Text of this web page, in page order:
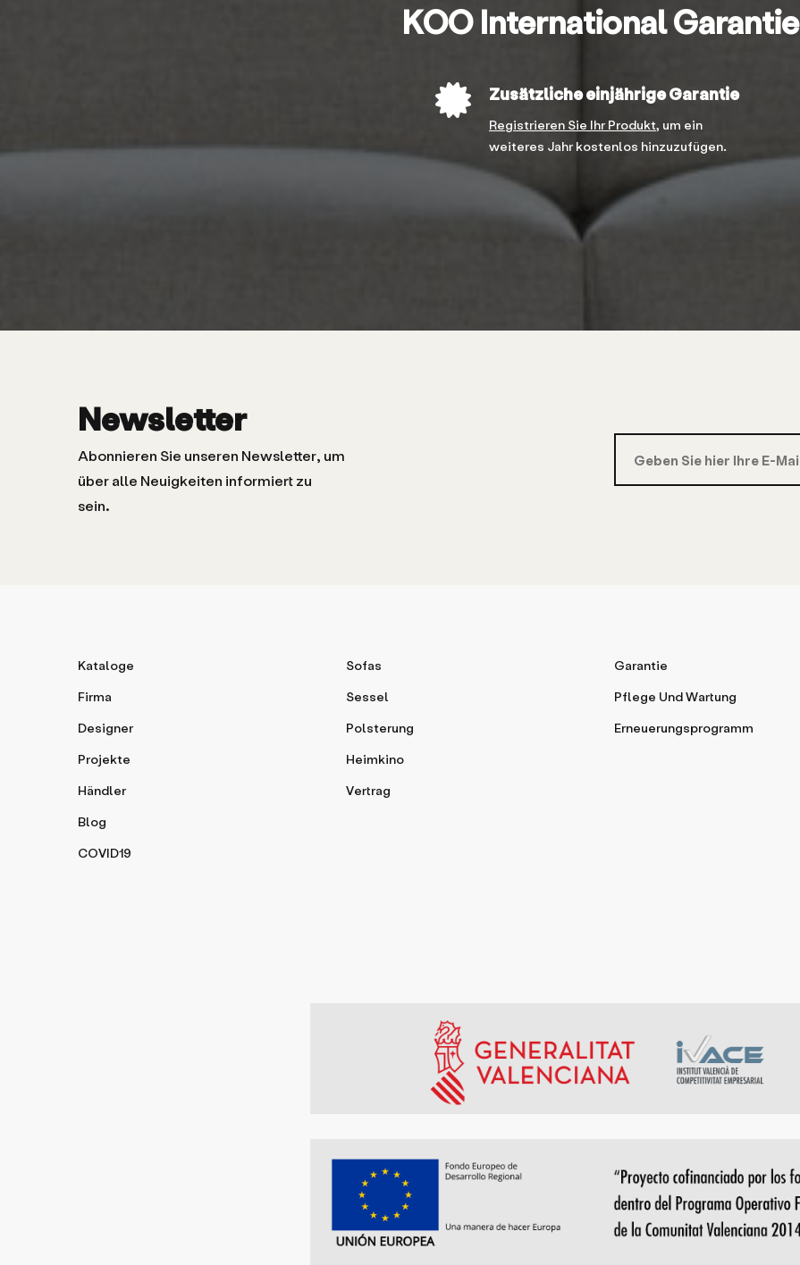
KOO International Garantie
Zusätzliche einjährige Garantie
Registrieren Sie Ihr Produkt, um ein
weiteres Jahr kostenlos hinzuzufügen.
Newsletter
Abonnieren Sie unseren Newsletter, um
über alle Neuigkeiten informiert zu
sein.
Kataloge
Firma
Designer
Projekte
Händler
Blog
COVID19
Sofas
Sessel
Polsterung
Heimkino
Vertrag
Garantie
Pflege Und Wartung
Erneuerungsprogramm